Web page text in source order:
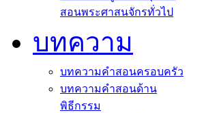
สอนพระศาสนจักรทั่วไป
บทความ
บทความคำสอนครอบครัว
บทความคำสอนด้าน
พิธีกรรม